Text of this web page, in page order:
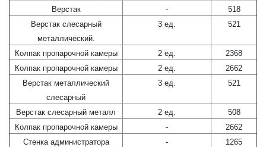
Верстак
-
518
Верстак слесарный
металлический.
3 ед. 521
Колпак пропарочной камеры 2 ед.
2368
Колпак пропарочной камеры 2 ед.
2662
Верстак металлический
слесарный
3 ед. 521
Верстак слесарный металл 2 ед.
508
Колпак пропарочной камеры
-
2662
Стенка администратора
-
1265